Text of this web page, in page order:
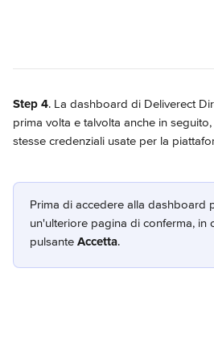
Step 4. La dashboard di Deliverect
prima volta e talvolta anche in
stesse credenziali usate per la
Prima di accedere alla dashboard
un'ulteriore pagina di conferma, in
pulsante Accetta.